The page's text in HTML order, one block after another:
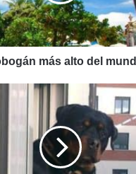
más alto del